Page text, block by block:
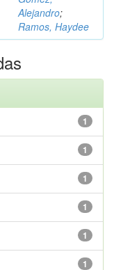
Alejandro;
Ramos, Haydee
1
1
1
1
1
1